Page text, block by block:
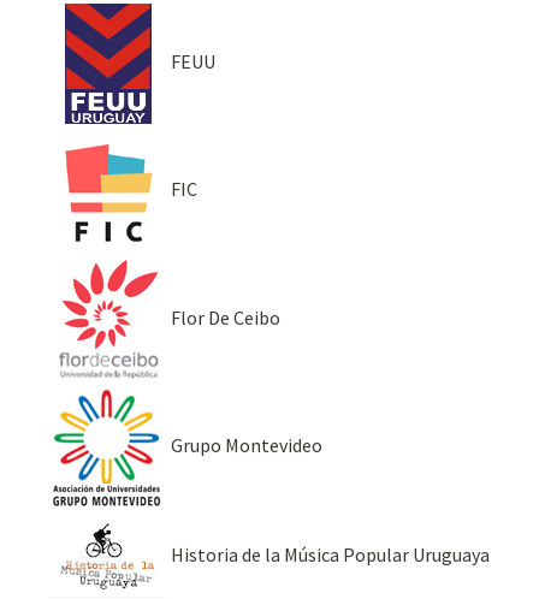
FEUU
FIC
Flor De Ceibo
Grupo Montevideo
Historia de la Música Popular Uruguaya